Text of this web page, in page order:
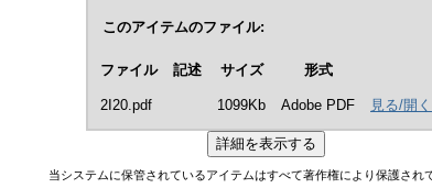
このアイテムのファイル:
ファイル 記述 サイズ 形式
2I20.pdf 1099Kb Adobe PDF 見る/開く
当システムに保管されているアイテムはすべて著作権により保護され